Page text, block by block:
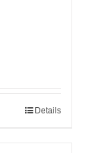
Details